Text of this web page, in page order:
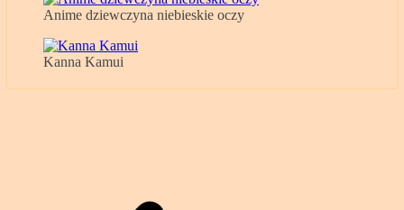
Anime dziewczyna niebieskie oczy
Kanna Kamui